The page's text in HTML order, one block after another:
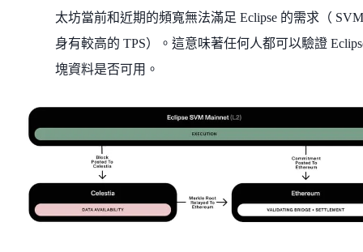
太坊當前和近期的頻寬無法滿足 Eclipse 的需求（
身有較高的 TPS）。這意味著任何人都可以驗證
塊資料是否可用。